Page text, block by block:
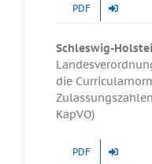
PDF
Schleswig-
die
KapVO)
PDF